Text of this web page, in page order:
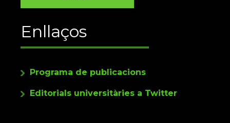
Enllaços
Programa de publicacions
Editorials universitàries a Twitter